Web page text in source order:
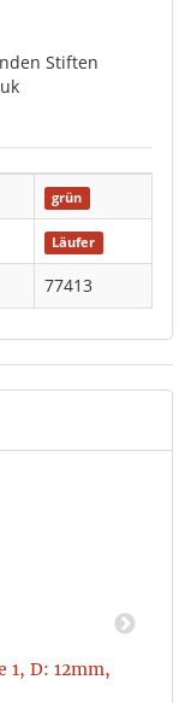
Stiften
grün
Läufer
77413
1, D: 12mm,